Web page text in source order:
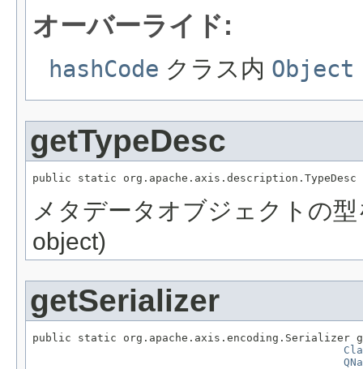
オーバーライド:
hashCode クラス内 Object
getTypeDesc
public static org.apache.axis.description.TypeDesc
メタデータオブジェクトの
object)
getSerializer
public static org.apache.axis.encoding.Serializer